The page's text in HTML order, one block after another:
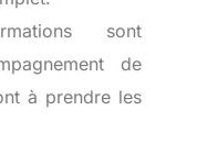
sont
de
à prendre les